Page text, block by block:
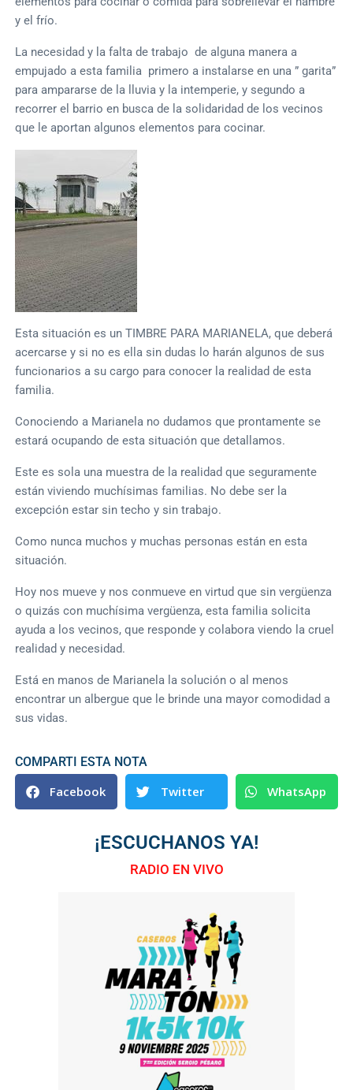
y el frío.
La necesidad y la falta de trabajo de alguna manera a
empujado a esta familia primero a instalarse en una ” garita”
para ampararse de la lluvia y la intemperie, y segundo a
recorrer el barrio en busca de la solidaridad de los vecinos
que le aportan algunos elementos para cocinar.
Esta situación es un TIMBRE PARA MARIANELA, que deberá
acercarse y si no es ella sin dudas lo harán algunos de sus
funcionarios a su cargo para conocer la realidad de esta
familia.
Conociendo a Marianela no dudamos que prontamente se
estará ocupando de esta situación que detallamos.
Este es sola una muestra de la realidad que seguramente
están viviendo muchísimas familias. No debe ser la
excepción estar sin techo y sin trabajo.
Como nunca muchos y muchas personas están en esta
situación.
Hoy nos mueve y nos conmueve en virtud que sin vergüenza
o quizás con muchísima vergüenza, esta familia solicita
ayuda a los vecinos, que responde y colabora viendo la cruel
realidad y necesidad.
Está en manos de Marianela la solución o al menos
encontrar un albergue que le brinde una mayor comodidad a
sus vidas.
COMPARTI ESTA NOTA
Facebook Twitter WhatsApp
¡ESCUCHANOS YA!
RADIO EN VIVO